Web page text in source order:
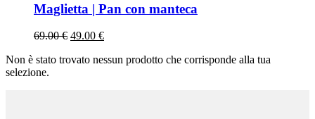
Maglietta | Pan con manteca
69.00€ 49.00 €
Non è stato trovato nessun prodotto che corrisponde alla tua
selezione.